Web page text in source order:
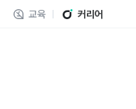
교육 커리어